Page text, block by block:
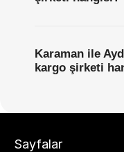
Karaman ile
kargo şirketi
Sayfalar